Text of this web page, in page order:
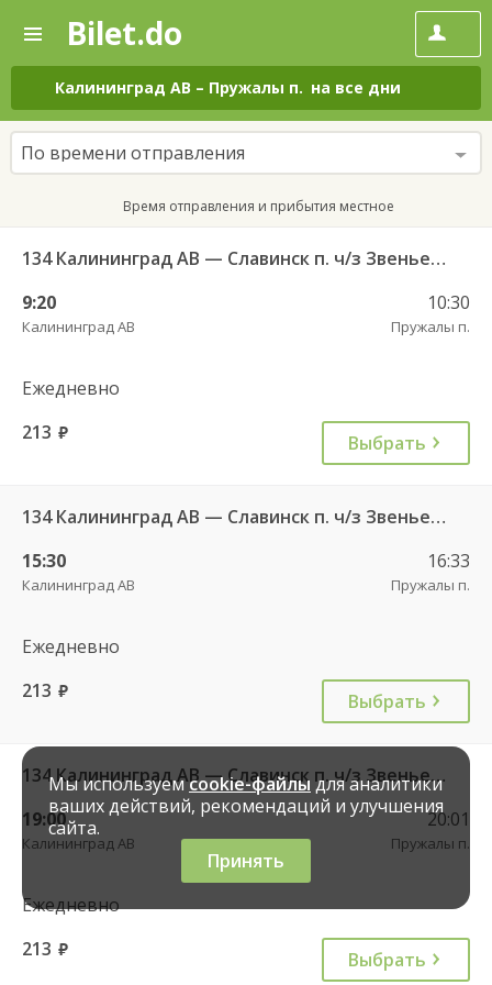
—
Поиск
и
покупка
билетов
на
автобус
онлайн
Bilet.do
Калининград АВ – Пружалы п. на все дни
По времени отправления
Время отправления и прибытия местное
134 Калининград АВ — Славинск п. ч/з Звеньевое п.
9:20
Калининград АВ
10:30
Пружалы п.
Ежедневно
213 руб. Выбрать
134 Калининград АВ — Славинск п. ч/з Звеньевое п.
15:30
Калининград АВ
16:33
Пружалы п.
Ежедневно
213 руб. Выбрать
134 Калининград АВ — Славинск п. ч/з Звеньевое п.
19:00
Калининград АВ
20:01
Пружалы п.
Ежедневно
213 руб. Выбрать
Мы используемcookie-файлы для аналитики
ваших действий, рекомендаций и улучшения
сайта.
Принять